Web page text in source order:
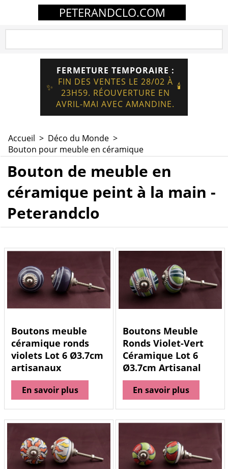
PETERANDCLO.COM
✨
FERMETURE TEMPORAIRE :
FIN DES VENTES LE 28/02 À
23H59. RÉOUVERTURE EN
AVRIL-MAI AVEC AMANDINE.
🕯️
Accueil > Déco du Monde >
Bouton pour meuble en céramique
Bouton de meuble en
céramique peint à la main -
Peterandclo
Boutons meuble
céramique ronds
violets Lot 6 Ø3.7cm
artisanaux
En savoir plus
Boutons Meuble
Ronds Violet-Vert
Céramique Lot 6
Ø3.7cm Artisanal
En savoir plus